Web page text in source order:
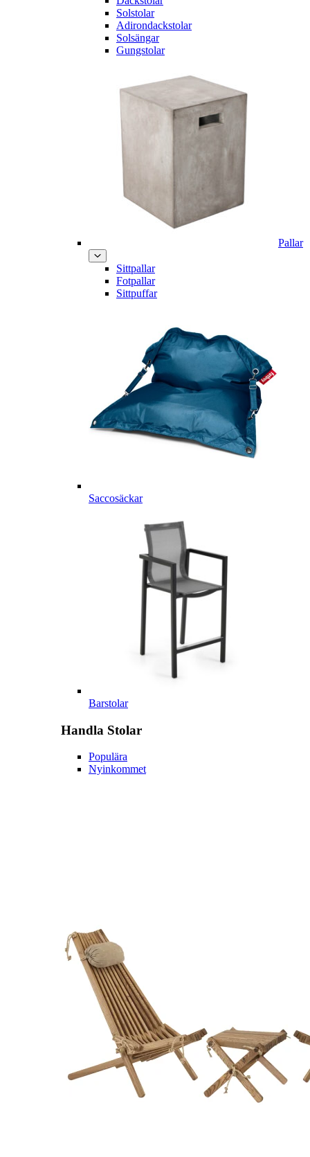
Solstolar
Adirondackstolar
Solsängar
Gungstolar
Pallar
Sittpallar
Fotpallar
Sittpuffar
Saccosäckar
Barstolar
Handla Stolar
Populära
Nyinkommet